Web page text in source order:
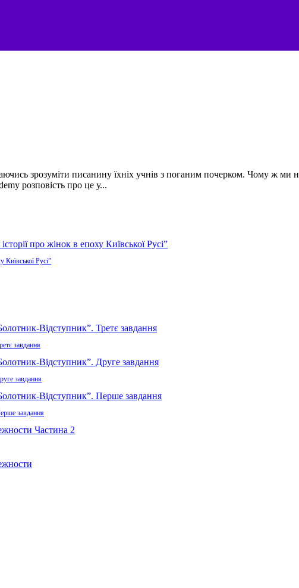
зрозуміти писанину їхніх учнів з поганим почерком. Чому ж ми
розповість про це у...
Київської Русі”
завдання
завдання
завдання